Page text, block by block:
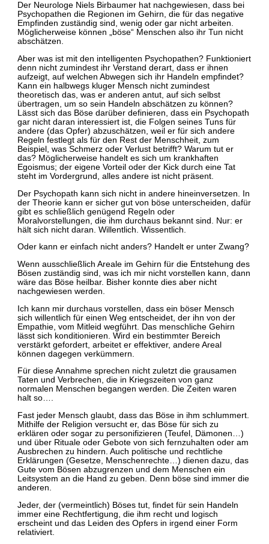
Der Neurologe Niels Birbaumer hat nachgewiesen, dass bei
Psychopathen die Regionen im Gehirn, die für das negative
Empfinden zuständig sind, wenig oder gar nicht arbeiten.
Möglicherweise können „böse“ Menschen also ihr Tun nicht
abschätzen.
Aber was ist mit den intelligenten Psychopathen? Funktioniert
denn nicht zumindest ihr Verstand derart, dass er ihnen
aufzeigt, auf welchen Abwegen sich ihr Handeln empfindet?
Kann ein halbwegs kluger Mensch nicht zumindest
theoretisch das, was er anderen antut, auf sich selbst
übertragen, um so sein Handeln abschätzen zu können?
Lässt sich das Böse darüber definieren, dass ein Psychopath
gar nicht daran interessiert ist, die Folgen seines Tuns für
andere (das Opfer) abzuschätzen, weil er für sich andere
Regeln festlegt als für den Rest der Menschheit, zum
Beispiel, was Schmerz oder Verlust betrifft? Warum tut er
das? Möglicherweise handelt es sich um krankhaften
Egoismus; der eigene Vorteil oder der Kick durch eine Tat
steht im Vordergrund, alles andere ist nicht präsent.
Der Psychopath kann sich nicht in andere hineinversetzen. In
der Theorie kann er sicher gut von böse unterscheiden, dafür
gibt es schließlich genügend Regeln oder
Moralvorstellungen, die ihm durchaus bekannt sind. Nur: er
hält sich nicht daran. Willentlich. Wissentlich.
Oder kann er einfach nicht anders? Handelt er unter Zwang?
Wenn ausschließlich Areale im Gehirn für die Entstehung des
Bösen zuständig sind, was ich mir nicht vorstellen kann, dann
wäre das Böse heilbar. Bisher konnte dies aber nicht
nachgewiesen werden.
Ich kann mir durchaus vorstellen, dass ein böser Mensch
sich willentlich für einen Weg entscheidet, der ihn von der
Empathie, vom Mitleid wegführt. Das menschliche Gehirn
lässt sich konditionieren. Wird ein bestimmter Bereich
verstärkt gefordert, arbeitet er effektiver, andere Areal
können dagegen verkümmern.
Für diese Annahme sprechen nicht zuletzt die grausamen
Taten und Verbrechen, die in Kriegszeiten von ganz
normalen Menschen begangen werden. Die Zeiten waren
halt so….
Fast jeder Mensch glaubt, dass das Böse in ihm schlummert.
Mithilfe der Religion versucht er, das Böse für sich zu
erklären oder sogar zu personifizieren (Teufel, Dämonen…)
und über Rituale oder Gebote von sich fernzuhalten oder am
Ausbrechen zu hindern. Auch politische und rechtliche
Erklärungen (Gesetze, Menschenrechte…) dienen dazu, das
Gute vom Bösen abzugrenzen und dem Menschen ein
Leitsystem an die Hand zu geben. Denn böse sind immer die
anderen.
Jeder, der (vermeintlich) Böses tut, findet für sein Handeln
immer eine Rechtfertigung, die ihm recht und logisch
erscheint und das Leiden des Opfers in irgend einer Form
relativiert.